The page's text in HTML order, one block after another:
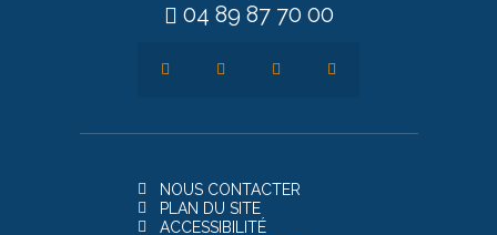
04 89 87 70 00
NOUS CONTACTER
PLAN DU SITE
ACCESSIBILITÉ